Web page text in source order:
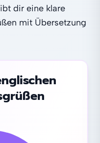
dir eine klare
mit Übersetzung